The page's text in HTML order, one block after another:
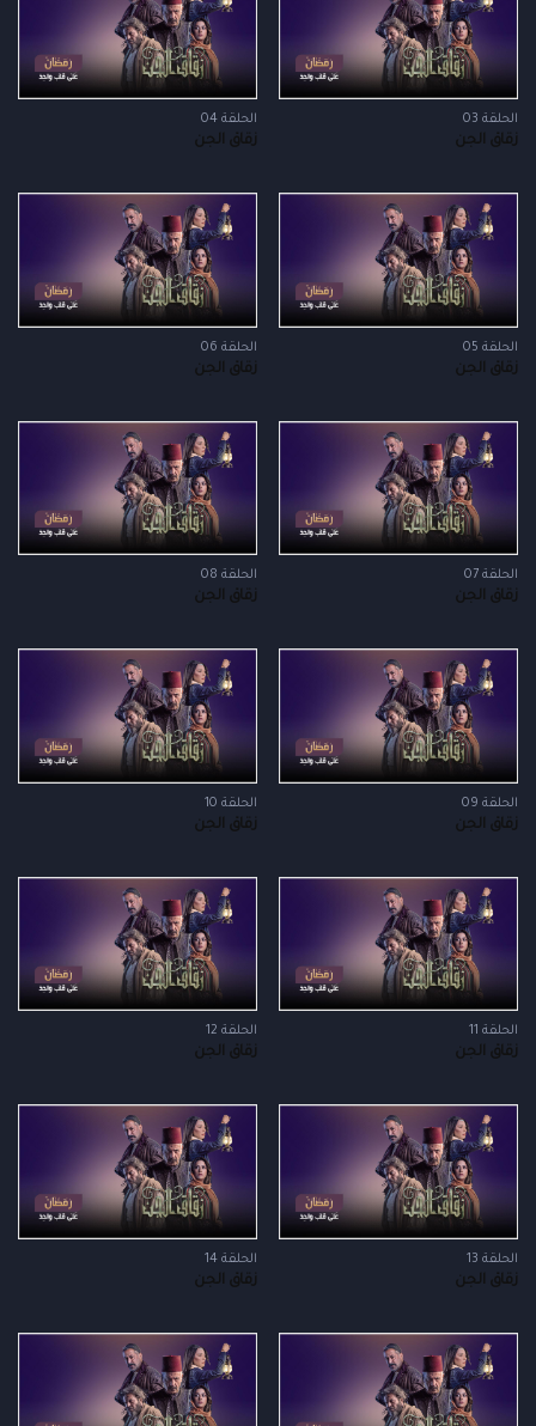
الحلقة 03
زقاق الجن
الحلقة 04
زقاق الجن
الحلقة 05
زقاق الجن
الحلقة 06
زقاق الجن
الحلقة 07
زقاق الجن
الحلقة 08
زقاق الجن
الحلقة 09
زقاق الجن
الحلقة 10
زقاق الجن
الحلقة 11
زقاق الجن
الحلقة 12
زقاق الجن
الحلقة 13
زقاق الجن
الحلقة 14
زقاق الجن